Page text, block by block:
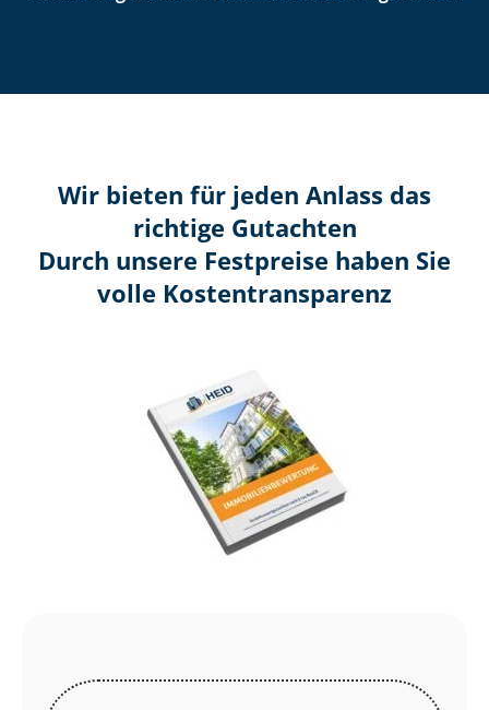
Wir bieten für jeden Anlass das
richtige Gutachten
Durch unsere Festpreise haben Sie
volle Kosten­transparenz